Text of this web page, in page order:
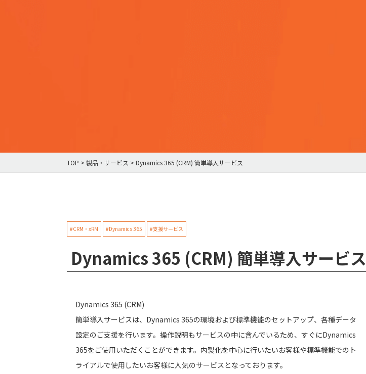
TOP > 製品・サービス > Dynamics 365 (CRM) 簡単導入サービス
#CRM・xRM #Dynamics 365 #支援サービス
Dynamics 365 (CRM) 簡単導入サービス
Dynamics 365 (CRM)
簡単導入サービスは、Dynamics 365の環境および標準機能のセットアップ、各種データ
設定のご支援を行います。操作説明もサービスの中に含んでいるため、すぐにDynamics
365をご使用いただくことができます。内製化を中心に行いたいお客様や標準機能でのト
ライアルで使用したいお客様に人気のサービスとなっております。